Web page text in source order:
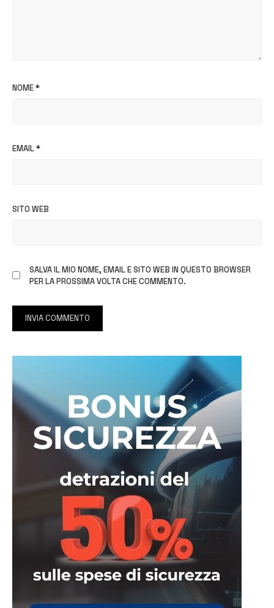
NOME*
EMAIL*
SITO WEB
SALVA IL MIO NOME, EMAIL E SITO WEB IN QUESTO BROWSER
PER LA PROSSIMA VOLTA CHE COMMENTO.